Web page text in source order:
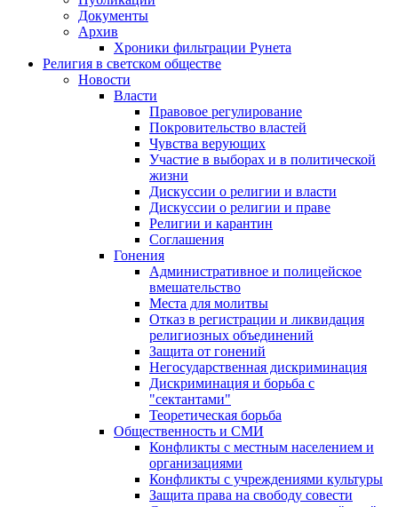
Документы
Архив
Хроники фильтрации Рунета
Религия в светском обществе
Новости
Власти
Правовое регулирование
Покровительство властей
Чувства верующих
Участие в выборах и в политической
жизни
Дискуссии о религии и власти
Дискуссии о религии и праве
Религии и карантин
Соглашения
Гонения
Административное и полицейское
вмешательство
Места для молитвы
Отказ в регистрации и ликвидация
религиозных объединений
Защита от гонений
Негосударственная дискриминация
Дискриминация и борьба с
"сектантами"
Теоретическая борьба
Общественность и СМИ
Конфликты с местным населением и
организациями
Конфликты с учреждениями культуры
Защита права на свободу совести